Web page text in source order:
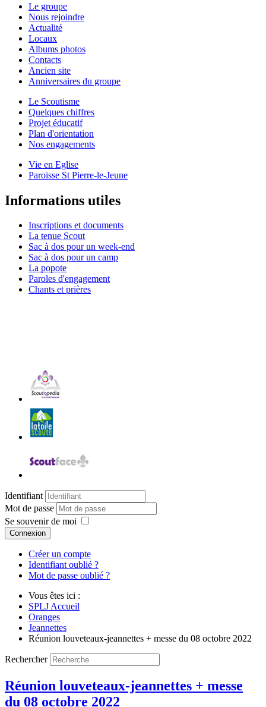
Le groupe
Nous rejoindre
Actualité
Locaux
Albums photos
Contacts
Ancien site
Anniversaires du groupe
Le Scoutisme
Quelques chiffres
Projet éducatif
Plan d'orientation
Nos engagements
Vie en Eglise
Paroisse St Pierre-le-Jeune
Informations utiles
Inscriptions et documents
La tenue Scout
Sac à dos pour un week-end
Sac à dos pour un camp
La popote
Paroles d'engagement
Chants et prières
Identifiant
Mot de passe
Se souvenir de moi
Connexion
Créer un compte
Identifiant oublié ?
Mot de passe oublié ?
Vous êtes ici :
SPLJ Accueil
Oranges
Jeannettes
Réunion louveteaux-jeannettes + messe du 08 octobre 2022
Rechercher
Réunion louveteaux-jeannettes + messe
du 08 octobre 2022